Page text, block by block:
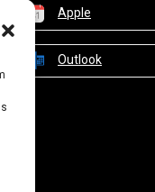
Apple
Outlook